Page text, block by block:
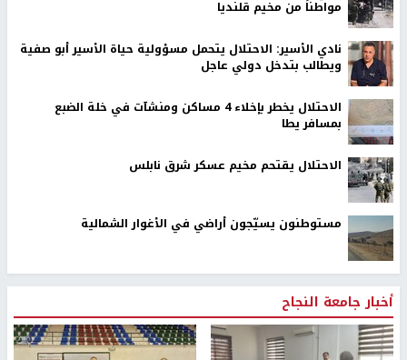
مواطناً من مخيم قلنديا
نادي الأسير: الاحتلال يتحمل مسؤولية حياة الأسير أبو صفية
ويطالب بتدخل دولي عاجل
الاحتلال يخطر بإخلاء 4 مساكن ومنشآت في خلة الضبع
بمسافر يطا
الاحتلال يقتحم مخيم عسكر شرق نابلس
مستوطنون يسيّجون أراضي في الأغوار الشمالية
أخبار جامعة النجاح